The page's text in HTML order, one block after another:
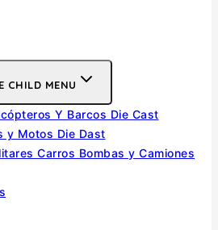
CHILD MENU
Y Barcos Die Cast
y Motos Die Dast
Carros Bombas y Camiones